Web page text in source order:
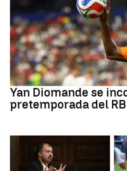
Fútbol
Yan Diomande se
pretemporada del